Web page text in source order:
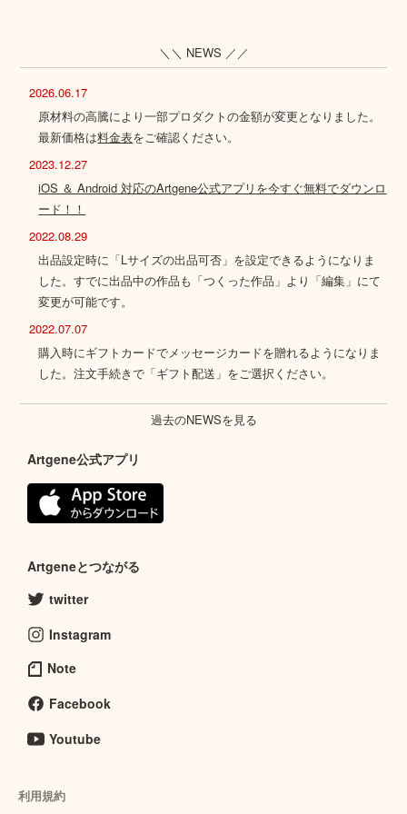
＼＼ NEWS ／／
2026.06.17
原材料の高騰により一部プロダクトの金額が変更となりました。
最新価格は料金表をご確認ください。
2023.12.27
iOS ＆ Android 対応のArtgene公式アプリを今すぐ無料でダウンロ
ード！！
2022.08.29
出品設定時に「Lサイズの出品可否」を設定できるようになりま
した。すでに出品中の作品も「つくった作品」より「編集」にて
変更が可能です。
2022.07.07
購入時にギフトカードでメッセージカードを贈れるようになりま
した。注文手続きで「ギフト配送」をご選択ください。
過去のNEWSを見る
Artgene公式アプリ
Artgeneとつながる
twitter
Instagram
Note
Facebook
Youtube
利用規約